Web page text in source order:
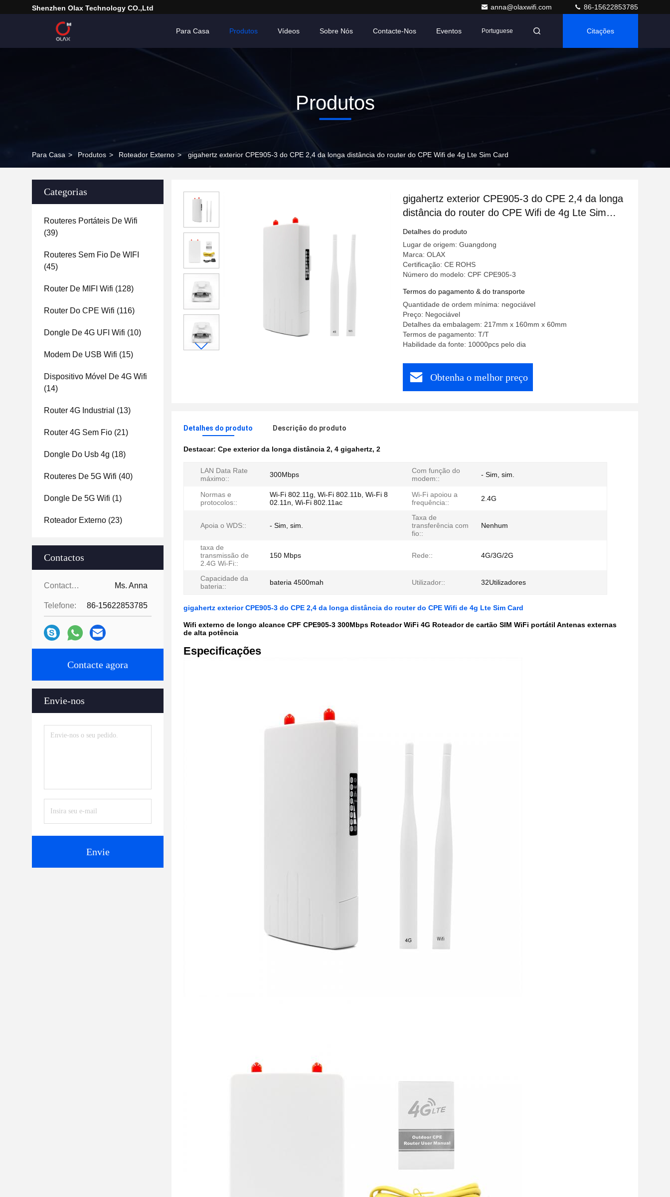
Shenzhen Olax Technology CO.,Ltd anna@olaxwifi.com 86-15622853785
Para Casa Produtos Vídeos Sobre Nós Contacte-Nos Eventos Portuguese Citações
Produtos
Para Casa > Produtos > Roteador Externo > gigahertz exterior CPE905-3 do CPE 2,4 da longa distância do router do CPE Wifi de 4g Lte Sim Card
Categorias
Routeres Portáteis De Wifi
(39)
Routeres Sem Fio De WIFI
(45)
Router De MIFI Wifi (128)
Router Do CPE Wifi (116)
Dongle De 4G UFI Wifi (10)
Modem De USB Wifi (15)
Dispositivo Móvel De 4G Wifi
(14)
Router 4G Industrial (13)
Router 4G Sem Fio (21)
Dongle Do Usb 4g (18)
Routeres De 5G Wifi (40)
Dongle De 5G Wifi (1)
Roteador Externo (23)
Contactos
Contactos: Ms. Anna
Telefone: 86-15622853785
Contacte agora
Envie-nos
Envie
gigahertz exterior CPE905-3 do CPE 2,4 da longa
distância do router do CPE Wifi de 4g Lte Sim
Card
Detalhes do produto
Lugar de origem: Guangdong
Marca: OLAX
Certificação: CE ROHS
Número do modelo: CPF CPE905-3
Termos do pagamento & do transporte
Quantidade de ordem mínima: negociável
Preço: Negociável
Detalhes da embalagem: 217mm x 160mm x 60mm
Termos de pagamento: T/T
Habilidade da fonte: 10000pcs pelo dia
Obtenha o melhor preço
Detalhes do produto Descrição do produto
Destacar: Cpe exterior da longa distância 2, 4 gigahertz, 2
LAN Data Rate
máximo::
300Mbps
Com função do
modem::
- Sim, sim.
Normas e
protocolos::
Wi-Fi 802.11g, Wi-Fi 802.11b, Wi-Fi 8
02.11n, Wi-Fi 802.11ac
Wi-Fi apoiou a
frequência::
2.4G
Apoia o WDS:: - Sim, sim.
Taxa de
transferência com
fio::
Nenhum
taxa de
transmissão de
2.4G Wi-Fi::
150 Mbps Rede:: 4G/3G/2G
Capacidade da
bateria::
bateria 4500mah Utilizador:: 32Utilizadores
gigahertz exterior CPE905-3 do CPE 2,4 da longa distância do router do CPE Wifi de 4g Lte Sim Card
Wifi externo de longo alcance CPF CPE905-3 300Mbps Roteador WiFi 4G Roteador de cartão SIM WiFi portátil Antenas externas
de alta potência
Especificações